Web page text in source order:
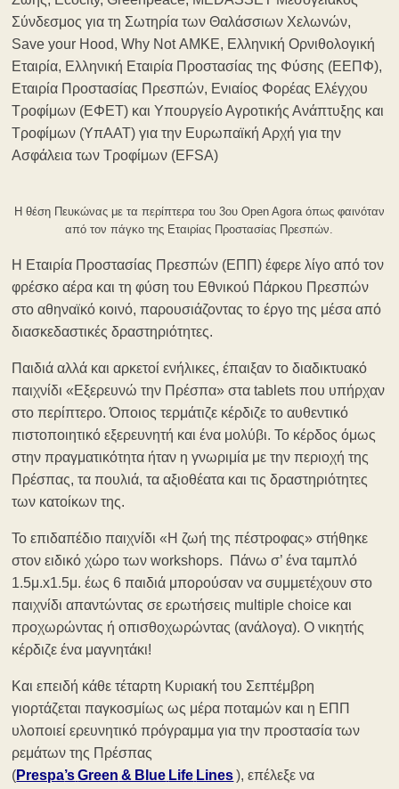
Σύνδεσμος για τη Σωτηρία των Θαλάσσιων Χελωνών,
Save your Hood, Why Not ΑΜΚΕ, Ελληνική Ορνιθολογική
Εταιρία, Ελληνική Εταιρία Προστασίας της Φύσης (ΕΕΠΦ),
Εταιρία Προστασίας Πρεσπών, Ενιαίος Φορέας Ελέγχου
Τροφίμων (ΕΦΕΤ) και Υπουργείο Αγροτικής Ανάπτυξης και
Τροφίμων (ΥπΑΑΤ) για την Ευρωπαϊκή Αρχή για την
Ασφάλεια των Τροφίμων (EFSA)
Η θέση Πευκώνας με τα περίπτερα του 3ου Open Agora όπως φαινόταν
από τον πάγκο της Εταιρίας Προστασίας Πρεσπών.
Η Εταιρία Προστασίας Πρεσπών (ΕΠΠ) έφερε λίγο από τον
φρέσκο αέρα και τη φύση του Εθνικού Πάρκου Πρεσπών
στο αθηναϊκό κοινό, παρουσιάζοντας το έργο της μέσα από
διασκεδαστικές δραστηριότητες.
Παιδιά αλλά και αρκετοί ενήλικες, έπαιξαν το διαδικτυακό
παιχνίδι «Εξερευνώ την Πρέσπα» στα tablets που υπήρχαν
στο περίπτερο. Όποιος τερμάτιζε κέρδιζε το αυθεντικό
πιστοποιητικό εξερευνητή και ένα μολύβι. Το κέρδος όμως
στην πραγματικότητα ήταν η γνωριμία με την περιοχή της
Πρέσπας, τα πουλιά, τα αξιοθέατα και τις δραστηριότητες
των κατοίκων της.
Το επιδαπέδιο παιχνίδι «Η ζωή της πέστροφας» στήθηκε
στον ειδικό χώρο των workshops. Πάνω σ’ ένα ταμπλό
1.5μ.x1.5μ. έως 6 παιδιά μπορούσαν να συμμετέχουν στο
παιχνίδι απαντώντας σε ερωτήσεις multiple choice και
προχωρώντας ή οπισθοχωρώντας (ανάλογα). Ο νικητής
κέρδιζε ένα μαγνητάκι!
Και επειδή κάθε τέταρτη Κυριακή του Σεπτέμβρη
γιορτάζεται παγκοσμίως ως μέρα ποταμών και η ΕΠΠ
υλοποιεί ερευνητικό πρόγραμμα για την προστασία των
ρεμάτων της Πρέσπας
(Prespa’s Green & Blue Life Lines), επέλεξε να